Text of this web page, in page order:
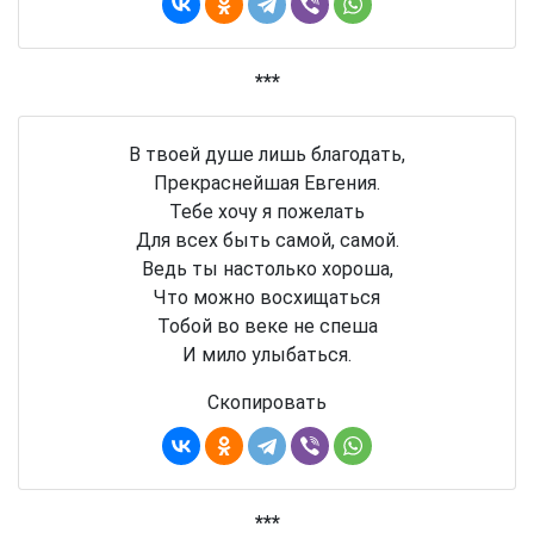
***
В твоей душе лишь благодать,
Прекраснейшая Евгения.
Тебе хочу я пожелать
Для всех быть самой, самой.
Ведь ты настолько хороша,
Что можно восхищаться
Тобой во веке не спеша
И мило улыбаться.
Скопировать
***